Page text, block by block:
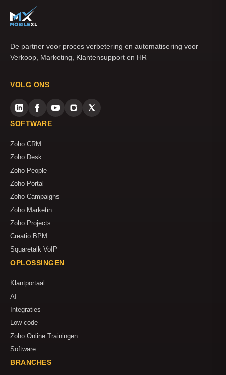
De partner voor proces verbetering en automatisering voor
Verkoop, Marketing, Klantensupport en HR
VOLG ONS
SOFTWARE
Zoho CRM
Zoho Desk
Zoho People
Zoho Portal
Zoho Campaigns
Zoho Marketin
Zoho Projects
Creatio BPM
Squaretalk VoIP
OPLOSSINGEN
Klantportaal
AI
Integraties
Low-code
Zoho Online Trainingen
Software
BRANCHES